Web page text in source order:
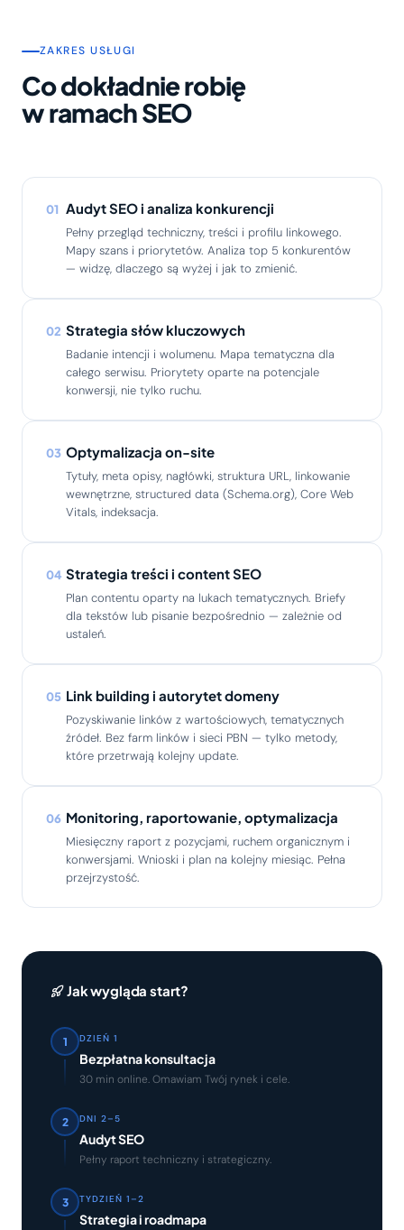
ZAKRES USŁUGI
Co dokładnie robię
w ramach SEO
01 Audyt SEO i analiza konkurencji
Pełny przegląd techniczny, treści i profilu linkowego.
Mapy szans i priorytetów. Analiza top 5 konkurentów
— widzę, dlaczego są wyżej i jak to zmienić.
02 Strategia słów kluczowych
Badanie intencji i wolumenu. Mapa tematyczna dla
całego serwisu. Priorytety oparte na potencjale
konwersji, nie tylko ruchu.
03 Optymalizacja on-site
Tytuły, meta opisy, nagłówki, struktura URL, linkowanie
wewnętrzne, structured data (Schema.org), Core Web
Vitals, indeksacja.
04 Strategia treści i content SEO
Plan contentu oparty na lukach tematycznych. Briefy
dla tekstów lub pisanie bezpośrednio — zależnie od
ustaleń.
05 Link building i autorytet domeny
Pozyskiwanie linków z wartościowych, tematycznych
źródeł. Bez farm linków i sieci PBN — tylko metody,
które przetrwają kolejny update.
06 Monitoring, raportowanie, optymalizacja
Miesięczny raport z pozycjami, ruchem organicznym i
konwersjami. Wnioski i plan na kolejny miesiąc. Pełna
przejrzystość.
Jak wygląda start?
1 DZIEŃ 1
Bezpłatna konsultacja
30 min online. Omawiam Twój rynek i cele.
2 DNI 2–5
Audyt SEO
Pełny raport techniczny i strategiczny.
3 TYDZIEŃ 1–2
Strategia i roadmapa